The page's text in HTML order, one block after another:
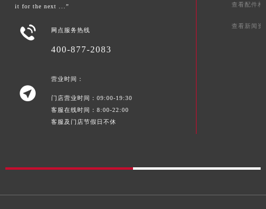
it for the next ...”
 网点服务热线
400-877-2083

营业时间：
门店营业时间：09:00-19:30
客服在线时间：8:00-22:00
客服及门店节假日不休
查看配件相
查看新闻资